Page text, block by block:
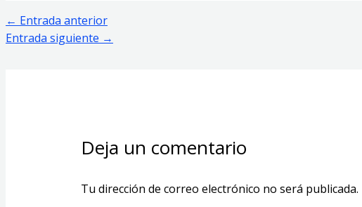
← Entrada anterior
Entrada siguiente →
Deja un comentario
Tu dirección de correo electrónico no será publicada.